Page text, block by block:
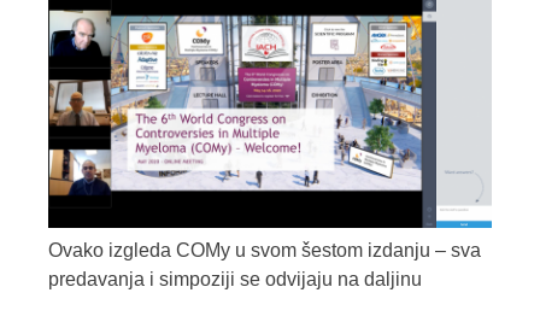
Ovako izgleda COMy u svom šestom izdanju – sva
predavanja i simpoziji se odvijaju na daljinu